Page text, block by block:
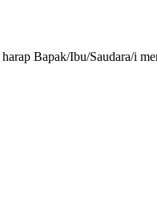
Bapak/Ibu/Saudara/i